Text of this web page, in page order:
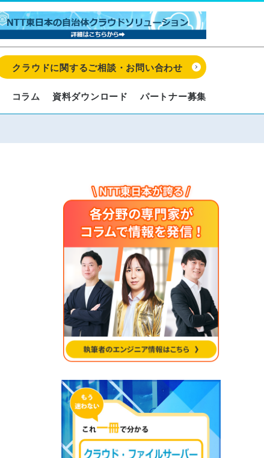
コラム 資料ダウンロード パートナー募集
クラウドに関するご相談・お問い合わせ